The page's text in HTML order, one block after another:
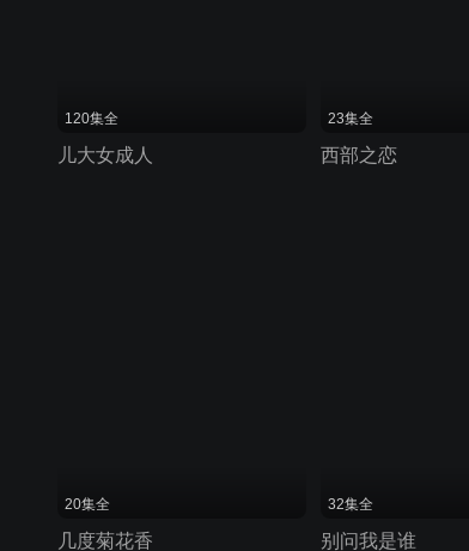
120集全
儿大女成人
23集全
西部之恋
20集全
几度菊花香
32集全
别问我是谁